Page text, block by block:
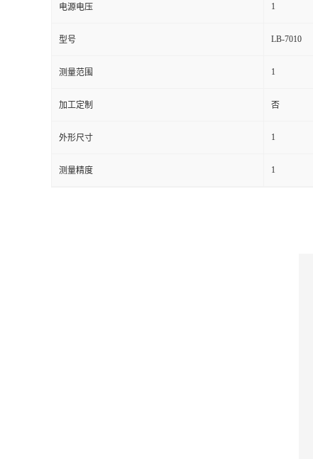
电源电压 1
型号 LB-7010
测量范围 1
加工定制 否
外形尺寸 1
测量精度 1